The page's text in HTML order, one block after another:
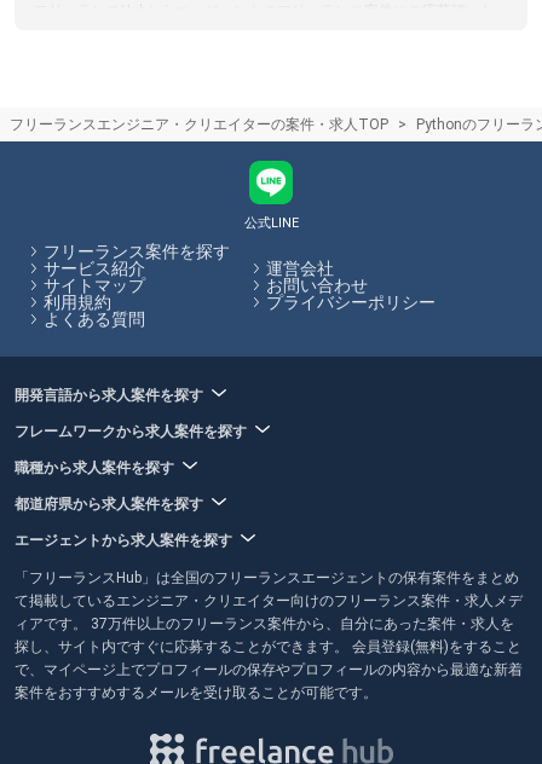
フリーランスの将来性やニーズ
に合わせて必要な人材配置を実施できるため、今後の流動的な事業環境
においても需要が高まると予想されています。業務委託契約でフリーラ
ンスを受け入れる企業は増加しており、今後もニーズが高まる傾向にあ
フリーランスHubはお客様のフリーランス案件探しを最大限サポートし
ていきます。
フリーランスエンジニア・クリエイターの案件・求人TOP Pythonのフリーラ
公式LINE
フリーランス案件を探す
サービス紹介
運営会社
サイトマップ
お問い合わせ
利用規約
プライバシーポリシー
よくある質問
開発言語から求人案件を探す
フレームワークから求人案件を探す
職種から求人案件を探す
都道府県から求人案件を探す
エージェントから求人案件を探す
「フリーランスHub」は全国のフリーランスエージェントの保有案件をまとめ
て掲載しているエンジニア・クリエイター向けのフリーランス案件・求人メデ
ィアです。 37万件以上のフリーランス案件から、自分にあった案件・求人を
探し、サイト内ですぐに応募することができます。 会員登録(無料)をすること
で、マイページ上でプロフィールの保存やプロフィールの内容から最適な新着
案件をおすすめするメールを受け取ることが可能です。